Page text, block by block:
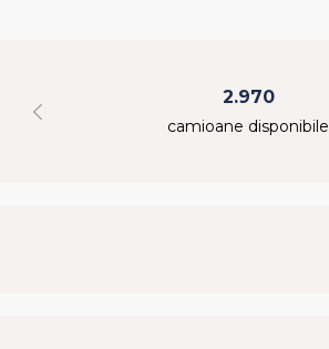
2.970
camioane disponibile